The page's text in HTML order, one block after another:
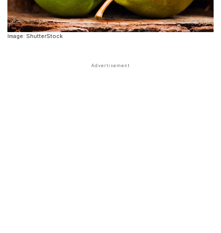
Image: ShutterStock